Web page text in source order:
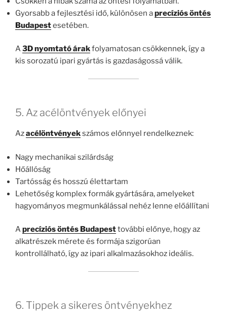
Gyorsabb a fejlesztési idő, különösen aprecíziós öntés
Budapestesetében.
A3D nyomtató árakfolyamatosan csökkennek, így a
kis sorozatú ipari gyártás is gazdaságossá válik.
5. Az acélöntvények előnyei
Azacélöntvényekszámos előnnyel rendelkeznek:
Nagy mechanikai szilárdság
Hőállóság
Tartósság és hosszú élettartam
Lehetőség komplex formák gyártására, amelyeket
hagyományos megmunkálással nehéz lenne előállítani
Aprecíziós öntés Budapesttovábbi előnye, hogy az
alkatrészek mérete és formája szigorúan
kontrollálható, így az ipari alkalmazásokhoz ideális.
6. Tippek a sikeres öntvényekhez